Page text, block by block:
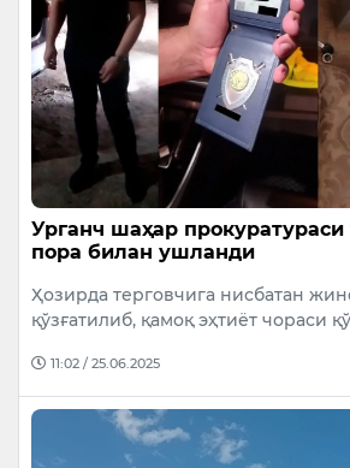
Урганч шаҳар прокуратураси
пора билан ушланди
Ҳозирда терговчига нисбатан
қўзғатилиб, қамоқ эҳтиёт чораси
11:02 / 25.06.2025